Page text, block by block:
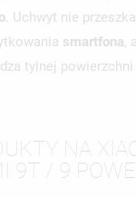
. Uchwyt nie
smartfona,
tylnej powierzchni
NA
9T / 9